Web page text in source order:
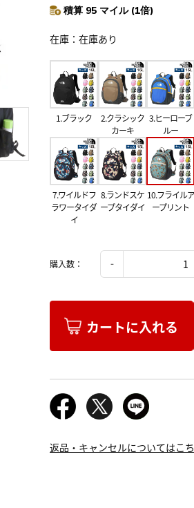
積算 95 マイル (1倍)
在庫 在庫あり
1.ブラック
2.クラシック
カーキ
3.ヒーローブ
ルー
7.ワイルドフ
ラワータイダ
イ
8.ランドスケ
ープタイダイ
10.フライルア
ープリント
購入数：
カートに入れる
返品・キャンセルについてはこ